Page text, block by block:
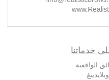
خدماتنا
الواقعية